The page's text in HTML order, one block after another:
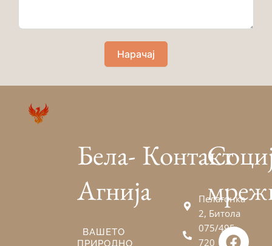
Нарачај
Бела-
Агнија
ВАШЕТО
ПРИРОДНО
Контакт
Пелагонка
2, Битола
075/495-
720
F
V
E